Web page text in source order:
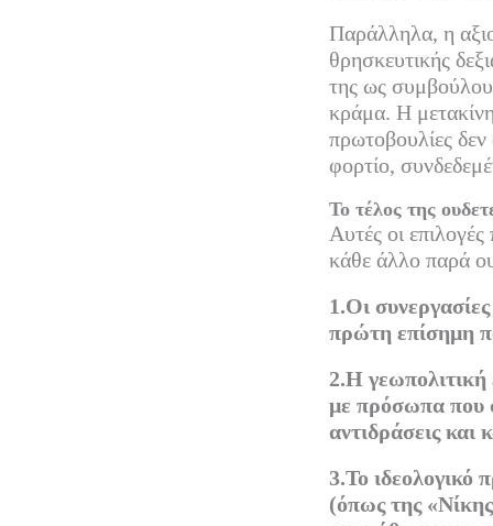
Παράλληλα, η
θρησκευτικής
της ως
κράμα. Η
πρωτοβουλίες δεν
φορτίο,
Το τέλος της
Αυτές οι
κάθε άλλο παρά
1.Οι
πρώτη επίσημη
2.Η γεωπολιτική
με πρόσωπα που
αντιδράσεις
3.Το ιδεολογικό
(όπως της